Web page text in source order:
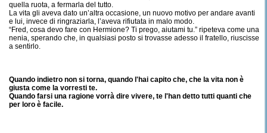
quella ruota, a fermarla del tutto.
La vita gli aveva dato un’altra occasione, un nuovo motivo per andare avanti
e lui, invece di ringraziarla, l’aveva rifiutata in malo modo.
“Fred, cosa devo fare con Hermione? Ti prego, aiutami tu.” ripeteva come una
nenia, sperando che, in qualsiasi posto si trovasse adesso il fratello, riuscisse
a sentirlo.
Quando indietro non si torna, quando l'hai capito che, che la vita non è
giusta come la vorresti te.
Quando farsi una ragione vorrà dire vivere, te l'han detto tutti quanti che
per loro è facile.